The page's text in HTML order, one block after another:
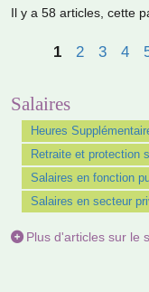
Il y a 58 articles, cette
1 2 3 4
Salaires
Heures
Retraite et protection
Salaires en fonction
Salaires en secteur
Plus d'articles sur le